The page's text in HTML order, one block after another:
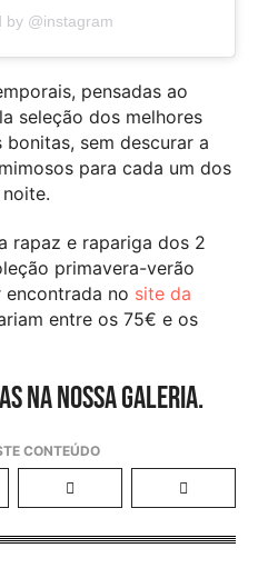
by @instagram
pensadas ao
seleção dos melhores
sem descurar a
para cada um dos
rapaz e rapariga dos 2
primavera-verão
no site da
entre os 75€ e os
na nossa galeria.